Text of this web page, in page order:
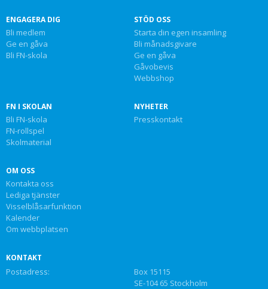
ENGAGERA DIG
Bli medlem
Ge en gåva
Bli FN-skola
STÖD OSS
Starta din egen insamling
Bli månadsgivare
Ge en gåva
Gåvobevis
Webbshop
FN I SKOLAN
Bli FN-skola
FN-rollspel
Skolmaterial
NYHETER
Presskontakt
OM OSS
Kontakta oss
Lediga tjänster
Visselblåsarfunktion
Kalender
Om webbplatsen
KONTAKT
Postadress:
Box 15115
SE-104 65 Stockholm